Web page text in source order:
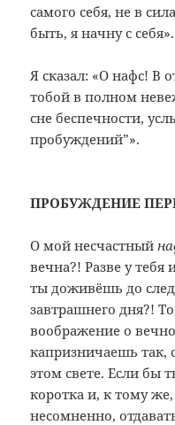
самого себя, не в
быть, я начну с себя».
Я сказал: «О нафс! В
тобой в полном
сне беспечности,
пробуждений”».
ПРОБУЖДЕНИЕ
О мой несчастный
вечна?! Разве у тебя
ты доживёшь до
завтрашнего дня?!
воображение о
капризничаешь так,
этом свете. Если бы
коротка и, к тому
несомненно,